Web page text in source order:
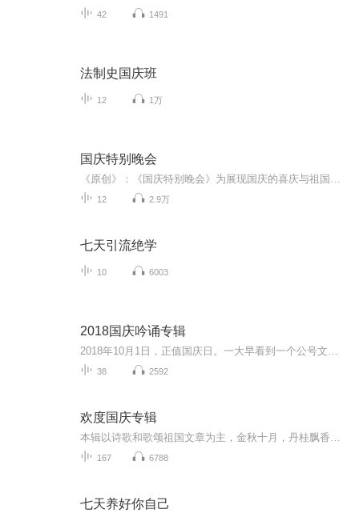
42 1491
法制史国庆班
12 1万
国庆特别晚会
12 2.9万
七天引流绝学
10 6003
2018国庆吟诵专辑
38 2592
欢度国庆专辑
167 6788
七天养好你自己